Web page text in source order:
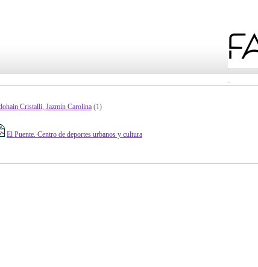
Cristalli, Jazmín Carolina(1)
El Puente. Centro de deportes urbanos y cultura